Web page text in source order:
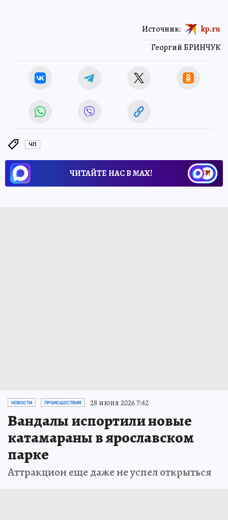
Георгий БРИНЧУК
Источник: kp.ru
ЧП
ЧИТАЙТЕ НАС В МАХ!
НОВОСТИ ПРОИСШЕСТВИЯ 28 июня 2026 7:42
Вандалы испортили новые
катамараны в ярославском
парке
Аттракцион еще даже не успел открыться